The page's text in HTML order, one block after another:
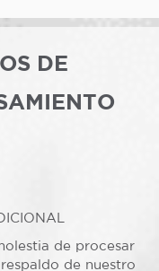
DE
de procesar
de nuestro